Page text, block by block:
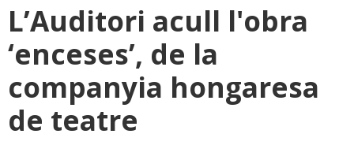
L’Auditori acull l'obra
‘enceses’, de la
companyia hongaresa
de teatre